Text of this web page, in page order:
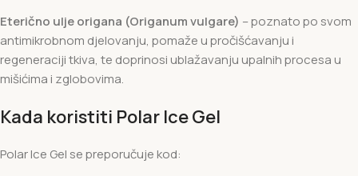
Eterično ulje origana (Origanum vulgare) – poznato po svom
antimikrobnom djelovanju, pomaže u pročišćavanju i
regeneraciji tkiva, te doprinosi ublažavanju upalnih procesa u
mišićima i zglobovima.
Kada koristiti Polar Ice Gel
Polar Ice Gel se preporučuje kod: